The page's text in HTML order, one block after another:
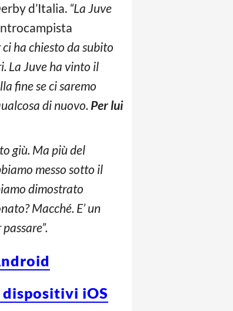
d’Italia. “La Juve
ha chiesto da subito
La Juve ha vinto il
fine se ci saremo
di nuovo. Per lui
giù. Ma più del
messo sotto il
dimostrato
Macché. E’ un
dispositivi iOS